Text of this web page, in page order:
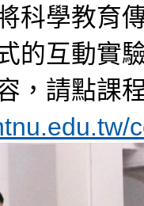
科學教育
的互動實
，請點課